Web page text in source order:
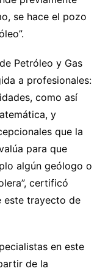
se hace el pozo
Petróleo y Gas
a profesionales:
como así
y
que la
para que
algún geólogo o
certificó
este trayecto de
en este
de la